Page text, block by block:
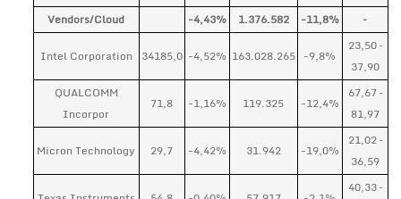
Vendors/Cloud
-4,43% 1.376.582 -11,8% –
Intel Corporation 34185,0 -4,52% 163.028.265 -9,8%
23,50 –
37,90
QUALCOMM
Incorpor
71,8 -1,16% 119.325 -12,4%
67,67 –
81,97
Micron Technology 29,7 -4,42% 31.942 -19,0%
21,02 –
36,59
40,33 –